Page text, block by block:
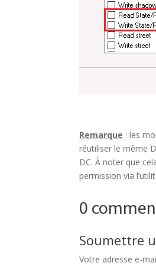
Remarque : les
réutiliser le même
DC. À noter que
permission via
0
Soumettre
Votre adresse e-